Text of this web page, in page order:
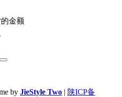
金额
by JieStyle Two | 陕ICP备